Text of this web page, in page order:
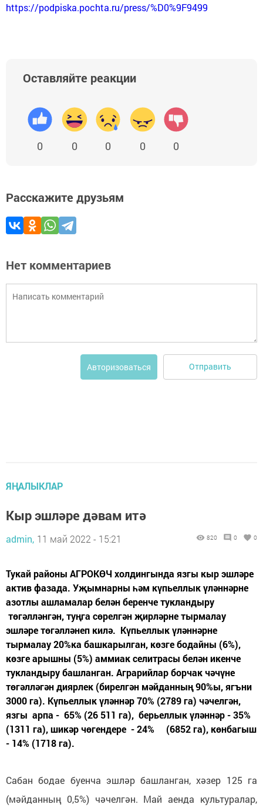
https://podpiska.pochta.ru/press/%D0%9F9499
Оставляйте реакции
0 0 0 0 0
Расскажите друзьям
Нет комментариев
Авторизоваться Отправить
ЯҢАЛЫКЛАР
Кыр эшләре дәвам итә
admin, 11 май 2022 - 15:21 820 0 0
Тукай районы АГРОКӨЧ холдингында язгы кыр эшләре
актив фазада. Уҗымнарны һәм күпьеллык үләннәрне
азотлы ашламалар белән беренче тукландыру
төгәлләнгән, туңга сөрелгән җирләрне тырмалау
эшләре төгәлләнеп килә. Күпьеллык үләннәрне
тырмалау 20%ка башкарылган, көзге бодайны (6%),
көзге арышны (5%) аммиак селитрасы белән икенче
тукландыру башланган. Аграрийлар борчак чәчүне
төгәлләгән диярлек (бирелгән мәйданның 90%ы, ягъни
3000 га). Күпьеллык үләннәр 70% (2789 га) чәчелгән,
язгы арпа - 65% (26 511 га), берьеллык үләннәр - 35%
(1311 га), шикәр чөгендере - 24% (6852 га), көнбагыш
- 14% (1718 га).
Сабан бодае буенча эшләр башланган, хәзер 125 га
(мәйданның 0,5%) чәчелгән. Май аенда культуралар,